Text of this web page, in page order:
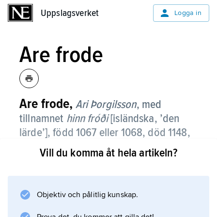
Uppslagsverket Logga in
Are frode
Are frode, Ari Þorgilsson, med
tillnamnet hinn fróði[isländska, ’den
lärde’],född 1067 eller 1068, död 1148,
isländsk historieskrivare, den förste på
nordiskt tungomål.
Íslendingabók
Vill du komma åt hela artikeln?
Objektiv och pålitlig kunskap.